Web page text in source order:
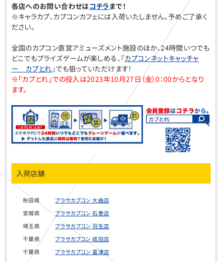
各店へのお問い合わせはコチラまで！
※キャラカプ、カプコンカフェには入荷いたしません。予めご了承く
ださい。
全国のカプコン直営アミューズメント施設のほか、24時間いつでも
どこでもプライズゲームが楽しめる、『カプコンネットキャッチャ
ー カプとれ 』でも狙っていただけます！
※「カプとれ」での投入は2023年10月27日（金）0：00からとなり
ます。
入荷店舗
秋田県
プラサカプコン 大曲店
宮城県
プラサカプコン 石巻店
埼玉県
プラサカプコン 羽生店
千葉県
プラサカプコン 成田店
千葉県
プラサカプコン 富津店